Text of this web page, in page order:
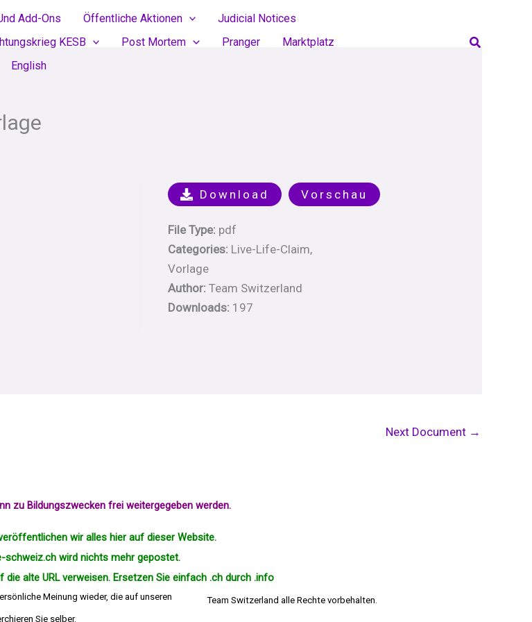
Add-Ons Öffentliche Aktionen
Judicial Notices
KESB Post Mortem Pranger
Marktplatz
English
Search
Download Vorschau
File Type: pdf
Categories: Live-Life-Claim,
Vorlage
Author: Team Switzerland
Downloads: 197
Next Document →
zu Bildungszwecken frei weitergegeben werden.
wir alles hier auf dieser Website.
schweiz.ch wird nichts mehrgepostet.
alte URL verweisen. Ersetzen Sie einfach .ch durch .info
Meinung wieder, die auf unseren
Sie selber.
Team Switzerland alle Rechte vorbehalten.